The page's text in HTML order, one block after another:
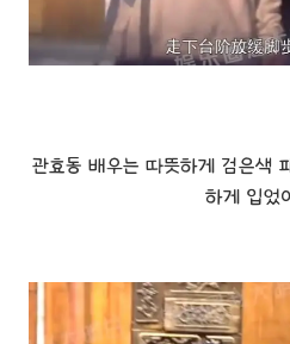
관효동 배우는 따뜻하게 검은색
하게 입었